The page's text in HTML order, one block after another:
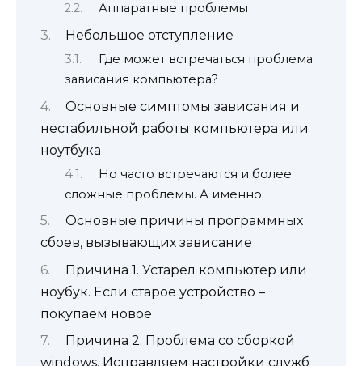
Аппаратные проблемы
Небольшое отступление
Где может встречаться проблема
зависания компьютера?
Основные симптомы зависания и
нестабильной работы компьютера или
ноутбука
Но часто встречаются и более
сложные проблемы. А именно:
Основные причины программных
сбоев, вызывающих зависание
Причина 1. Устарел компьютер или
ноубук. Если старое устройство –
покупаем новое
Причина 2. Проблема со сборкой
windows. Исправляем настройки служб